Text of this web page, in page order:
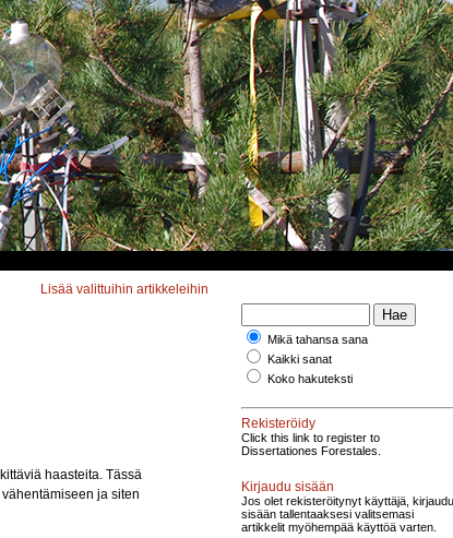
Lisää valittuihin artikkeleihin
haasteita. Tässä
ja siten
Mikä tahansa sana
Kaikki sanat
Koko hakuteksti
Rekisteröidy
Click this link to register to
Dissertationes Forestales.
Kirjaudu sisään
Jos olet rekisteröitynyt käyttäjä, kirjaudu
sisään tallentaaksesi valitsemasi
artikkelit myöhempää käyttöä varten.